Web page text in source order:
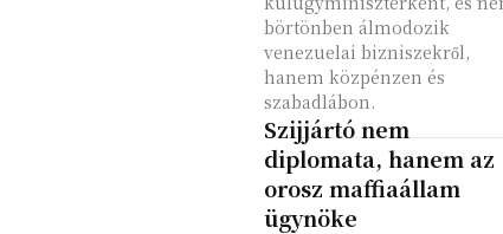
börtönben álmodozik
venezuelai bizniszekről,
hanem közpénzen és
szabadlábon.
Szijjártó nem
diplomata, hanem az
orosz maffiaállam
ügynöke